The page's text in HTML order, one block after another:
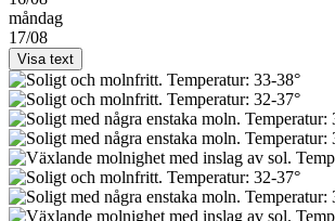
måndag
17/08
Visa text